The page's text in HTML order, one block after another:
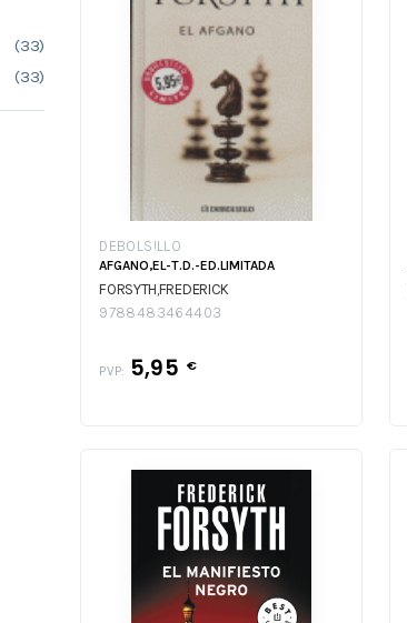
(33)
(33)
DEBOLS!LLO
AFGANO,EL-T.D.-ED.LIMITADA
FORSYTH,FREDERICK
9788483464403
PVP: 5,95 €